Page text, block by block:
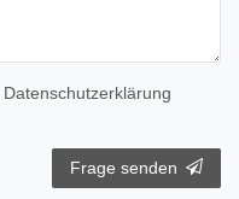
Daten­schutz­erklärung
Frage senden